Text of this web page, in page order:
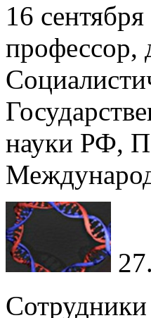
16
профессор,
науки РФ,